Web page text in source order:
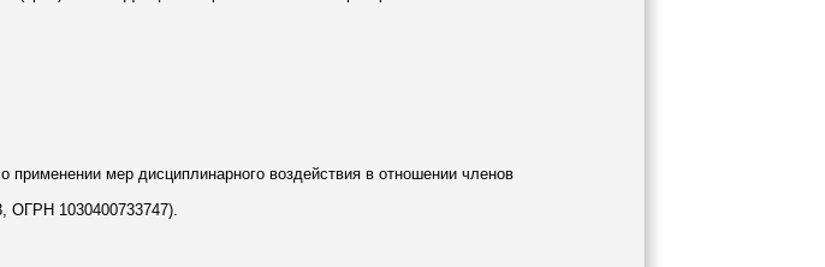
мер дисциплинарного воздействия в отношении членов
ОГРН 1030400733747).